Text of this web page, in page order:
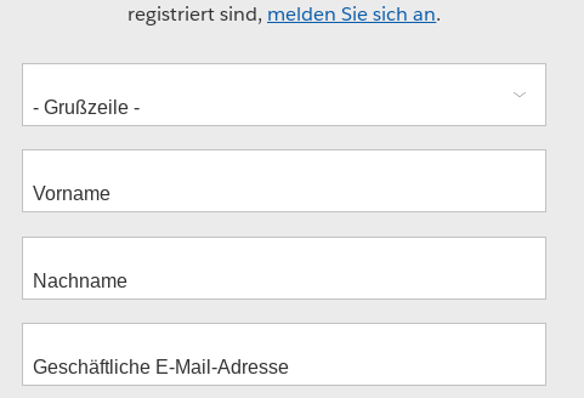
registriert sind, melden Sie sich an.